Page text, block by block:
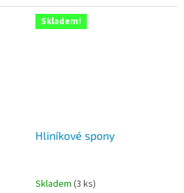
Skladem!
Hliníkové spony
Skladem (3 ks)